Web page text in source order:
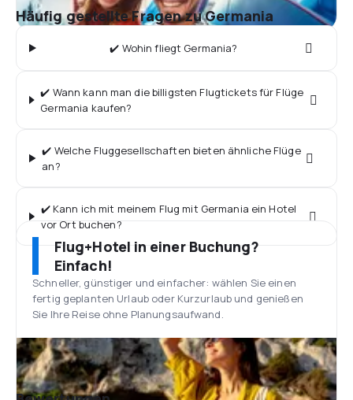
Häufig gestellte Fragen zu Germania
✔️ Wohin fliegt Germania?
✔️ Wann kann man die billigsten Flugtickets für Flüge
Germania kaufen?
✔️ Welche Fluggesellschaften bieten ähnliche Flüge
an?
✔️ Kann ich mit meinem Flug mit Germania ein Hotel
vor Ort buchen?
Flug+Hotel in einer Buchung?
Einfach!
Schneller, günstiger und einfacher: wählen Sie einen
fertig geplanten Urlaub oder Kurzurlaub und genießen
Sie Ihre Reise ohne Planungsaufwand.